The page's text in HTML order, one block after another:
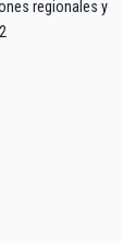
regionales y